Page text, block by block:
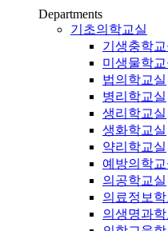
Departments
기초의학교실
기생충학교
미생물학교
법의학교실
병리학교실
생리학교실
생화학교실
약리학교실
예방의학교
의공학교실
의료정보
의생명과